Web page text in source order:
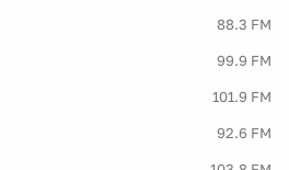
88.3 FM
99.9 FM
101.9 FM
92.6 FM